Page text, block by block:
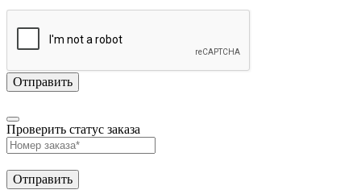
Проверить статус заказа